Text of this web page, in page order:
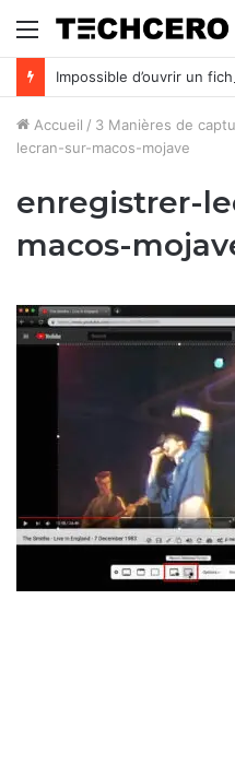
Menu
Impossible d’ouvrir un
Accueil / 3 Manières de
lecran-sur-macos-mojave
enregistrer-
macos-